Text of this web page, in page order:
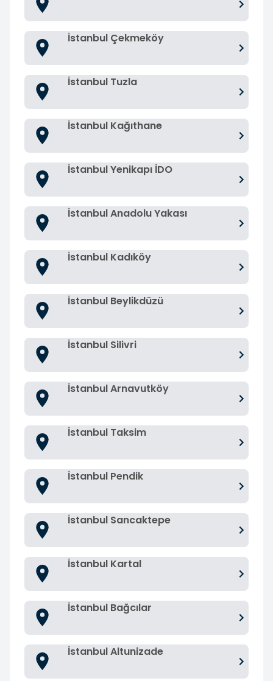
İstanbul Çekmeköy
İstanbul Tuzla
İstanbul Kağıthane
İstanbul Yenikapı İDO
İstanbul Anadolu Yakası
İstanbul Kadıköy
İstanbul Beylikdüzü
İstanbul Silivri
İstanbul Arnavutköy
İstanbul Taksim
İstanbul Pendik
İstanbul Sancaktepe
İstanbul Kartal
İstanbul Bağcılar
İstanbul Altunizade